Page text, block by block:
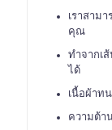
เราสาม
คุณ
ทำจากเ
ได้
เนื้อผ้าท
ความต้า